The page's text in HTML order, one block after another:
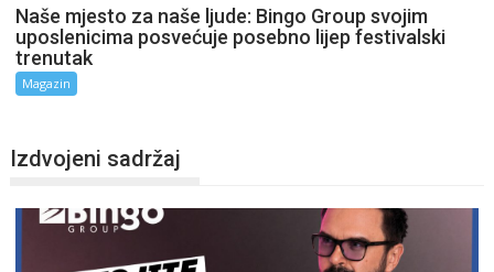
Naše mjesto za naše ljude: Bingo Group svojim
uposlenicima posvećuje posebno lijep festivalski
trenutak
Magazin
Izdvojeni sadržaj